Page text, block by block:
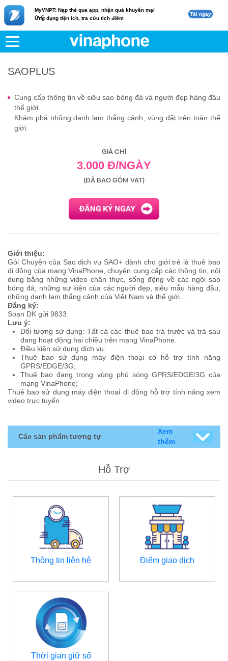
MyVNPT: Nạp thẻ qua app, nhận quà khuyến mại
Ứng dụng tiện ích, tra cứu tích điểm
c Tải ngay
VNPT SAOPLUS
SAOPLUS
Cung cấpthông tin về siêu sao bóng đá và người đẹp hàng đầu
thế giới.
Khám phá những danh lam thắng cảnh, vùng đất trên toàn thế
giới.
GIÁ CHỈ
3.000 Đ/NGÀY
(ĐÃ BAO GỒM VAT)
Giới thiệu:
Gói Chuyện của Sao dịch vụ SAO+ dành cho giới trẻ là thuê bao
di động của mạng VinaPhone, chuyên cung cấp các thông tin, nội
dung bằng những video chân thực, sống động về các ngôi sao
bóng đá, những sự kiện của các người đẹp, siêu mẫu hàng đầu,
những danh lam thắng cảnh của Việt Nam và thế giới...
Đăng ký:
Soạn DK gửi 9833.
Lưu ý:
Đối tượng sử dụng: Tất cả các thuê bao trả trước và trả sau
đang hoạt động hai chiều trên mạng VinaPhone.
Điều kiện sử dụng dịch vụ:
Thuê bao sử dụng máy điện thoại có hỗ trợ tính năng
GPRS/EDGE/3G;
Thuê bao đang trong vùng phủ sóng GPRS/EDGE/3G của
mạng VinaPhone;
Thuê bao sử dụng máy điện thoại di động hỗ trợ tính năng xem
video trực tuyến
Các sản phẩm tương tự
Xem
thêm
Hỗ Trợ
Thông tin liên hệ Điểm giao dịch
Thời gian giữ số